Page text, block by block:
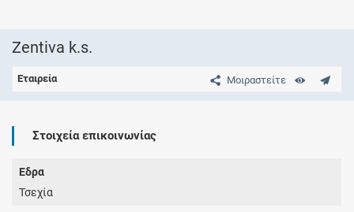
Zentiva k.s.
Μοιραστείτε
Εταιρεία
Στοιχεία επικοινωνίας
Έδρα
Τσεχία